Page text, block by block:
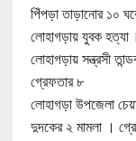
পিঁপড়া তাড়ানোর ১০
লোহাগড়ায় যুবক হত্যা
লোহাগড়ায় সন্ত্রসী
গ্রেফতার ৮
লোহাগড়া উপজেলা
দুদকের ২ মামলা ।